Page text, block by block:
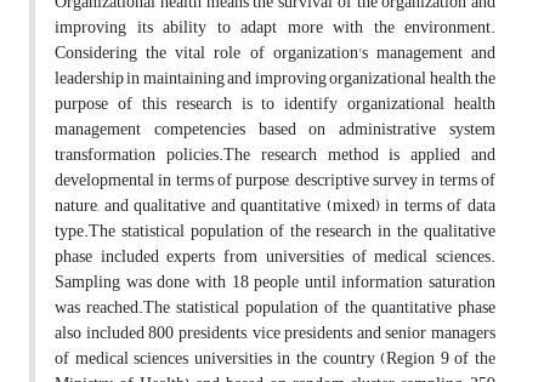
improving its ability to adapt more with the environment.
Considering the vital role of organization's management and
leadership in maintaining and improving organizational health, the
purpose of this research is to identify organizational health
management competencies based on administrative system
transformation policies.The research method is applied and
developmental in terms of purpose, descriptive survey in terms of
nature, and qualitative and quantitative (mixed) in terms of data
type.The statistical population of the research in the qualitative
phase included experts from universities of medical sciences.
Sampling was done with 18 people until information saturation
was reached.The statistical population of the quantitative phase
also included 800 presidents, vice presidents and senior managers
of medical sciences universities in the country (Region 9 of the